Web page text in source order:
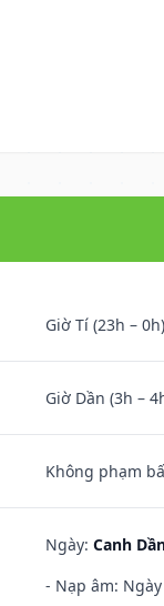
Giờ Tí (23h – 0h)
Giờ Dần (3h –
Không phạm
Ngày: Canh
- Nạp âm: